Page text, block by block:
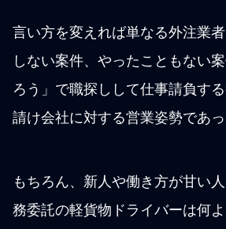
言い方を変えれば単なる外注業
しない案件、やったこともない
ろう」で職探しして仕事請負す
請け会社に対する営業姿勢であっ
もちろん、新人や働き方が甘い
務委託の軽貨物ドライバーは何